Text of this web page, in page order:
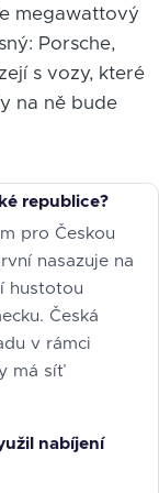
megawattový
Porsche,
s vozy, které
na ně bude
republice?
pro Českou
nasazuje na
hustotou
Česká
v rámci
má síť
nabíjení